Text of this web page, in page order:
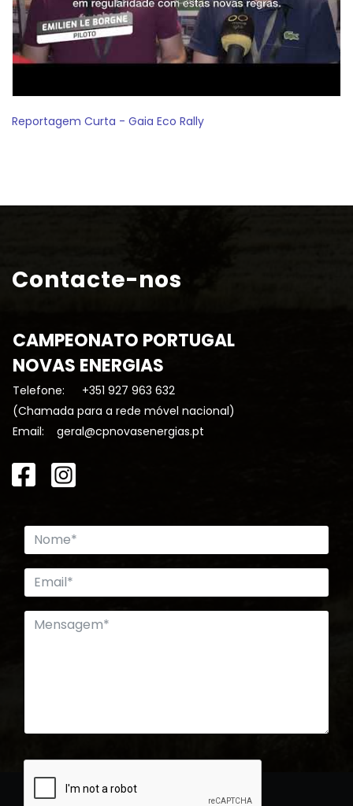
Reportagem Curta - Gaia Eco Rally
Contacte-nos
CAMPEONATO PORTUGAL
NOVAS ENERGIAS
Telefone:
+351 927 963 632
(Chamada para a rede móvel nacional)
Email: geral@cpnovasenergias.pt